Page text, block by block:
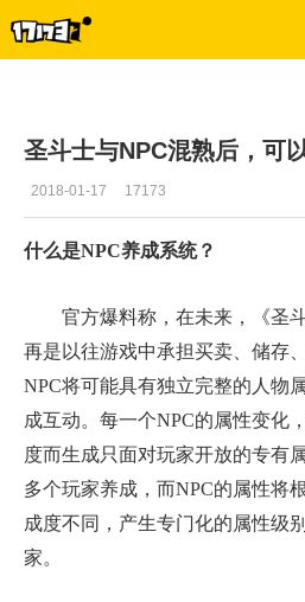
圣斗士与NPC混熟后，可
2018-01-17 17173
什么是NPC养成系统？
官方爆料称，在未来，《圣斗
再是以往游戏中承担买卖、储存
NPC将可能具有独立完整的人物
成互动。每一个NPC的属性变化
度而生成只面对玩家开放的专有
多个玩家养成，而NPC的属性将
成度不同，产生专门化的属性级
家。